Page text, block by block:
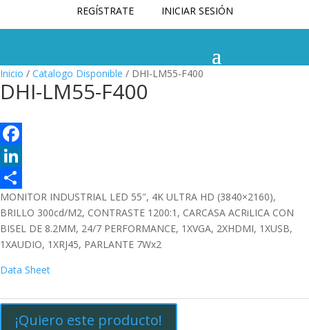
REGÍSTRATE INICIAR SESIÓN
Inicio / Catalogo Disponible / DHI-LM55-F400
DHI-LM55-F400
F
a
c
b
o
k
L
i
k
e
I
C
m
p
r
MONITOR INDUSTRIAL LED 55″, 4K ULTRA HD (3840×2160),
BRILLO 300cd/M2, CONTRASTE 1200:1, CARCASA ACRiLICA CON
BISEL DE 8.2MM, 24/7 PERFORMANCE, 1XVGA, 2XHDMI, 1XUSB,
1XAUDIO, 1XRJ45, PARLANTE 7Wx2
Data Sheet
¡Quiero este producto!